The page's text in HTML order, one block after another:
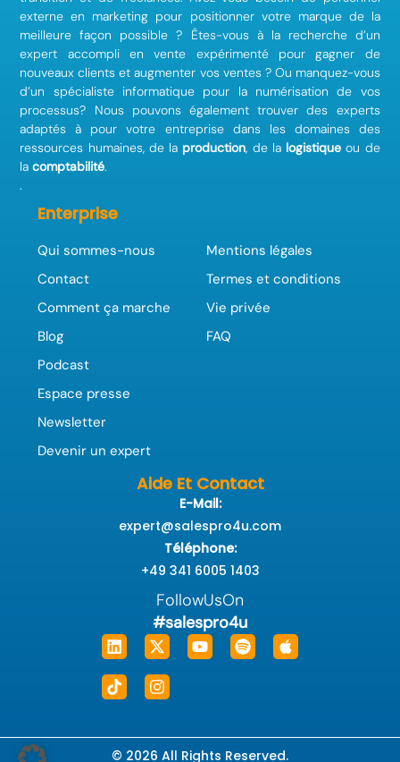
externe en marketing pour positionner votre marque de la
meilleure façon possible ? Êtes-vous à la recherche d’un
expert accompli en vente expérimenté pour gagner de
nouveaux clients et augmenter vos ventes ? Ou manquez-vous
d’un spécialiste informatique pour la numérisation de vos
processus? Nous pouvons également trouver des experts
adaptés à pour votre entreprise dans les domaines des
ressources humaines, de la production, de la logistique ou de
lacomptabilité.
.
Enterprise
Qui sommes-nous
Contact
Comment ça marche
Blog
Podcast
Espace presse
Newsletter
Devenir un expert
Mentions légales
Termes et conditions
Vie privée
FAQ
Aide Et Contact
E-Mail:
expert@salespro4u.com
Téléphone:
+49 341 6005 1403
FollowUsOn
#salespro4u
Linkedin
X-
twitter
YoutubeSpotifyApple
TiktokInstagram
© 2026 All Rights Reserved.